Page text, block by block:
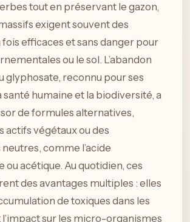
tout en préservant le gazon,
exigent souvent des
fois efficaces et sans danger pour
ou le sol. L’abandon
glyphosate, reconnu pour ses
santé humaine et la biodiversité, a
de formules alternatives,
actifs végétaux ou des
comme l’acide
ou acétique. Au quotidien, ces
des avantages multiples : elles
de toxiques dans les
sur les micro-organismes